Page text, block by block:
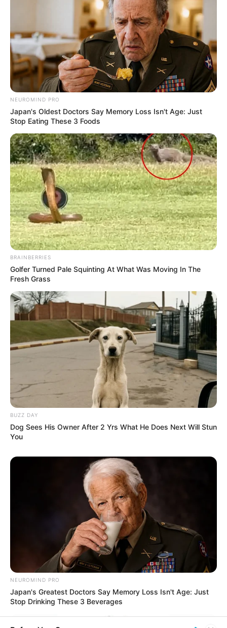
Agente de Saúde é indiciada por falsificar
visitas que nunca aconteceram.
Terceiro lote da restituição do IR paga R$
4,61 bilhões para 2,7 milhões de
contribuintes.
Motos e bicicletas para ACS e ACE: veja o
passo a passo para conseguir o benefício.
PLP 185 continua travado na Câmara dos
Deputados por erro em seu texto.
ACS e ACE: celetista, estatutário ou
contrato precário — entenda o que muda
no seu bolso e na sua carreira.
DIVERSAS
MATÉRIAS EM DESTAQUE NOS ÚLTIMOS 30 DIAS
Prefeitura realiza a maior entrega de
motocicletas aos Agentes de Saúde da
história...
Agente de Saúde é indiciada por
R$ 4,61 bilhões para 2,7 milhões de
contribuintes.
MATÉRIAS EM DESTAQUES
Agente de Saúde é indiciada por
falsificar visitas que nunca aconteceram.
Câmara dos Deputados: anuênios,
licenças-prêmio entram no debate.
NEUROMIND PRO
Japan's Oldest Doctors Say Memory Loss Isn't Age: Just
Stop Eating These 3 Foods
BRAINBERRIES
Golfer Turned Pale Squinting At What Was Moving In The
Fresh Grass
BUZZ DAY
Dog Sees His Owner After 2 Yrs What He Does Next Will Stun
You
NEUROMIND PRO
Japan's Greatest Doctors Say Memory Loss Isn't Age: Just
Stop Drinking These 3 Beverages